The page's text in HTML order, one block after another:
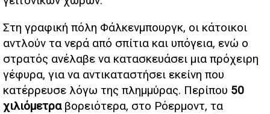
Στη γραφική πόλη Φάλκενμπουργκ, οι κάτοικοι
αντλούν τα νερά από σπίτια και υπόγεια, ενώ ο
στρατός ανέλαβε να κατασκευάσει μια πρόχειρη
γέφυρα, για να αντικαταστήσει εκείνη που
κατέρρευσε λόγω της πλημμύρας. Περίπου 50
χιλιόμετραβορειότερα, στο Ρόερμοντ, τα